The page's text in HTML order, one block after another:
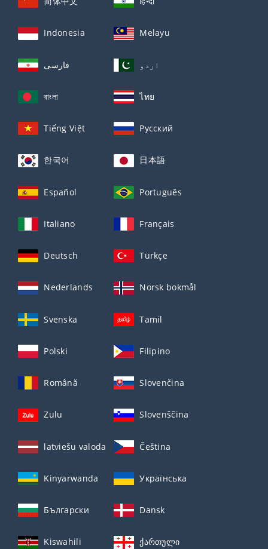
Indonesia Melayu
فارسی اردو
বাংলা ไทย
Tiếng Việt Русский
한국어 日本語
Español Português
Italiano Français
Deutsch Türkçe
Nederlands Norsk bokmål
Svenska Tamil
Polski Filipino
Română Slovenčina
Zulu Slovenščina
latviešu valoda Čeština
Kinyarwanda Українська
Български Dansk
Kiswahili ქართული